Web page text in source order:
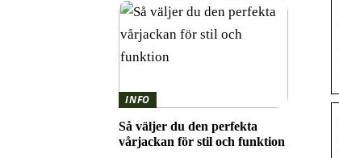
INFO
Så väljer du den perfekta
vårjackan för stil och funktion